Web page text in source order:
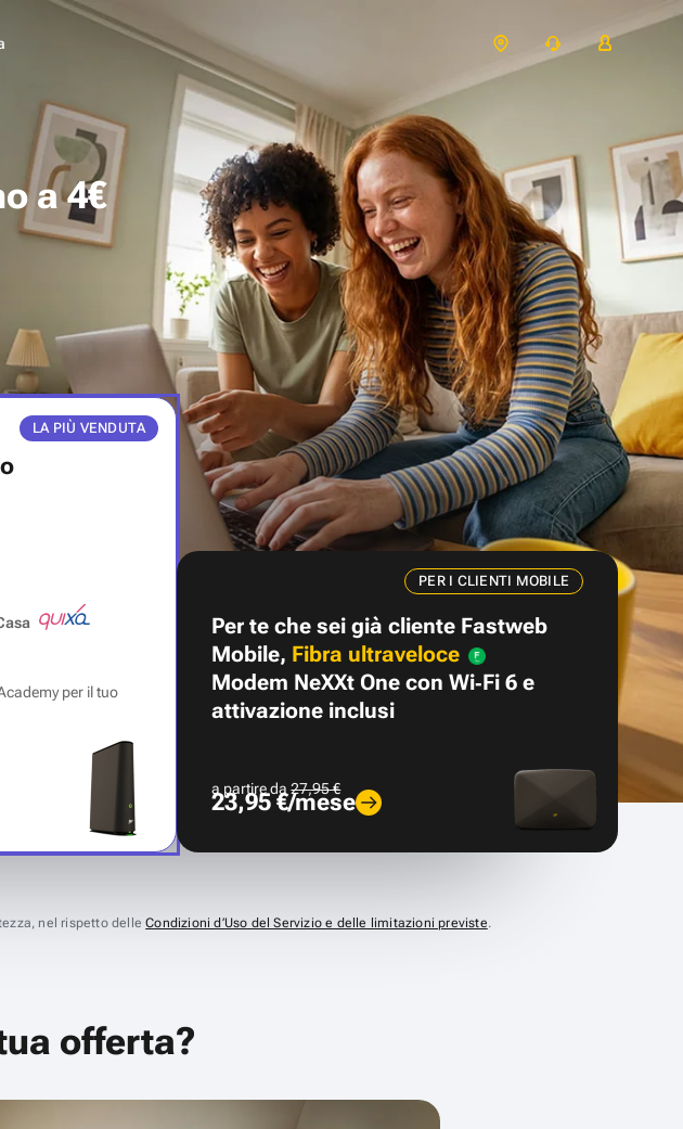
a 4€
LA PIÙ VENDUTA
per il tuo
PER I CLIENTI MOBILE
Per te che sei già cliente Fastweb
Mobile, Fibra ultraveloce
Modem NeXXt One con Wi‑Fi 6 e
attivazione inclusi
a partire da27,95 €
23,95 €/mese
nel rispetto delleCondizioni d’Uso del Servizio e delle limitazioni previste.
offerta?